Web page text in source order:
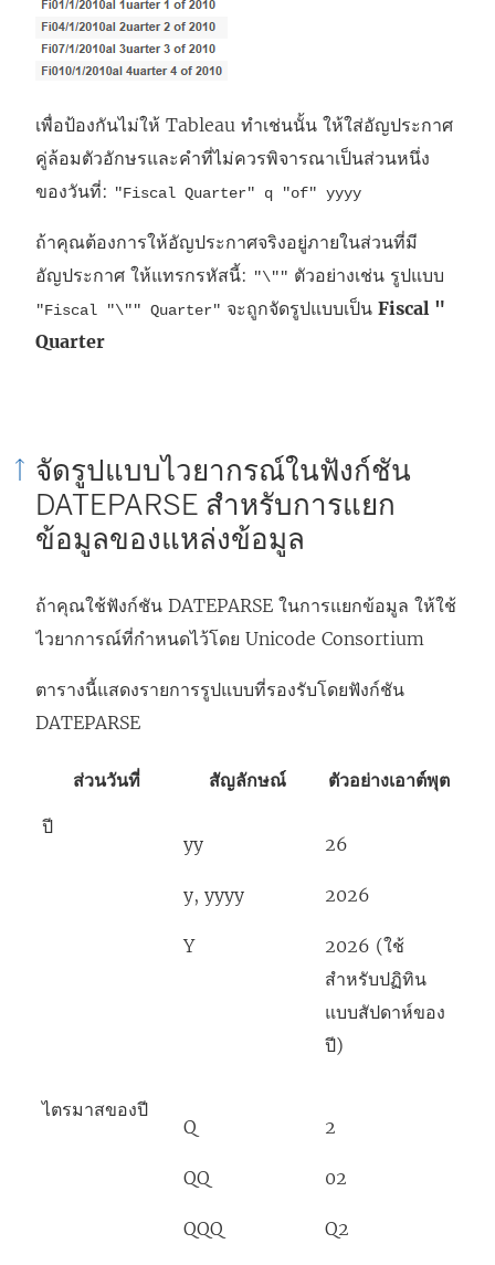
เพื่อป้องกันไม่ให้ Tableau ทำเช่นนั้น ให้ใส่อัญประกาศ
คู่ล้อมตัวอักษรและคำที่ไม่ควรพิจารณาเป็นส่วนหนึ่ง
ของวันที่: "Fiscal Quarter" q "of" yyyy
ถ้าคุณต้องการให้อัญประกาศจริงอยู่ภายในส่วนที่มี
อัญประกาศ ให้แทรกรหัสนี้: "\"" ตัวอย่างเช่น รูปแบบ
"Fiscal "\"" Quarter" จะถูกจัดรูปแบบเป็น Fiscal "
Quarter
จัดรูปแบบไวยากรณ์ในฟังก์ชัน
DATEPARSE สำหรับการแยก
ข้อมูลของแหล่งข้อมูล
ถ้าคุณใช้ฟังก์ชัน DATEPARSE ในการแยกข้อมูล ให้ใช้
ไวยาการณ์ที่กำหนดไว้โดย Unicode Consortium
ตารางนี้แสดงรายการรูปแบบที่รองรับโดยฟังก์ชัน
DATEPARSE
ส่วนวันที่ สัญลักษณ์ ตัวอย่างเอาต์พุต
ปี
yy
y, yyyy
Y
26
2026
2026 (ใช้
สำหรับปฏิทิน
แบบสัปดาห์ของ
ปี)
ไตรมาสของปี
Q
QQ
QQQ
2
02
Q2